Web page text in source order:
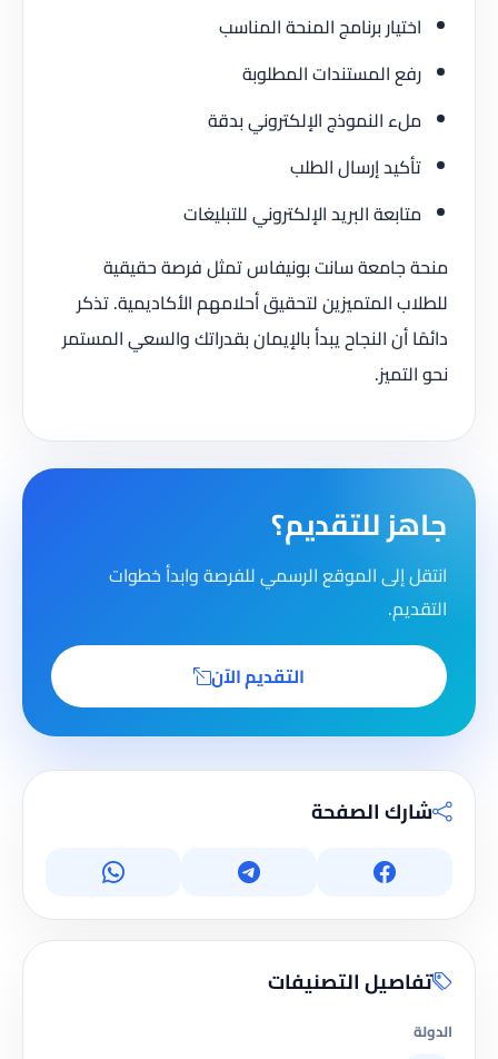
اختيار برنامج المنحة المناسب
رفع المستندات المطلوبة
ملء النموذج الإلكتروني بدقة
تأكيد إرسال الطلب
متابعة البريد الإلكتروني للتبليغات
منحة جامعة سانت بونيفاس تمثل فرصة حقيقية
للطلاب المتميزين لتحقيق أحلامهم الأكاديمية. تذكر
دائمًا أن النجاح يبدأ بالإيمان بقدراتك والسعي المستمر
نحو التميز.
جاهز للتقديم؟
انتقل إلى الموقع الرسمي للفرصة وابدأ خطوات
التقديم.
التقديم الآن
شارك الصفحة
تفاصيل التصنيفات
الدولة